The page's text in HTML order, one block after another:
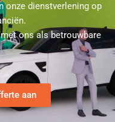
onze dienstverlening op
ons als betrouwbare
aan